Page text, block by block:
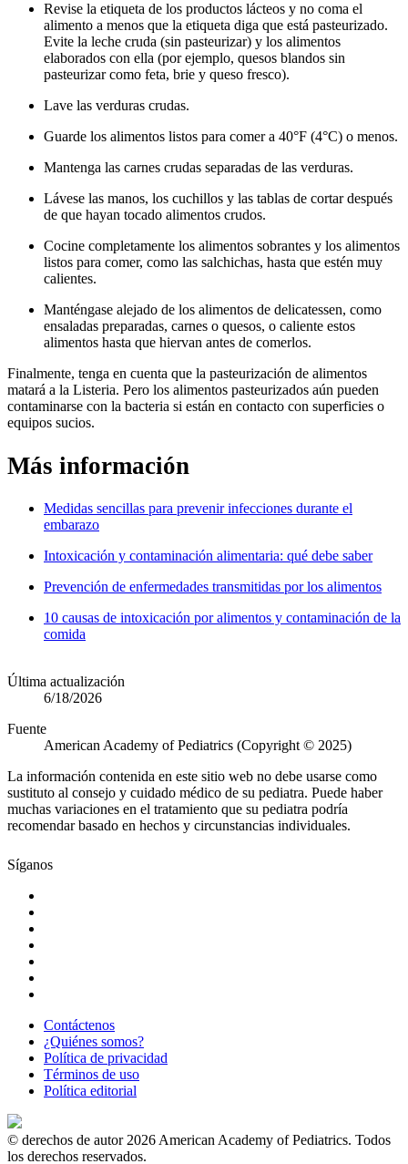
Revise la etiqueta de los productos lácteos y no coma el
alimento a menos que la etiqueta diga que está pasteurizado.
Evite la leche cruda (sin pasteurizar) y los alimentos
elaborados con ella (por ejemplo, quesos blandos sin
pasteurizar como feta, brie y queso fresco).
Lave las verduras crudas.
Guarde los alimentos listos para comer a 40°F (4°C) o menos.
Mantenga las carnes crudas separadas de las verduras.
Lávese las manos, los cuchillos y las tablas de cortar después
de que hayan tocado alimentos crudos.
Cocine completamente los alimentos sobrantes y los alimentos
listos para comer, como las salchichas, hasta que estén muy
calientes.
Manténgase alejado de los alimentos de delicatessen, como
ensaladas preparadas, carnes o quesos, o caliente estos
alimentos hasta que hiervan antes de comerlos.
Finalmente, tenga en cuenta que la pasteurización de alimentos
matará a la Listeria. Pero los alimentos pasteurizados aún pueden
contaminarse con la bacteria si están en contacto con superficies o
equipos sucios.
Más información
Medidas sencillas para prevenir infecciones durante el
embarazo
Intoxicación y contaminación alimentaria: qué debe saber
Prevención de enfermedades transmitidas por los alimentos
10 causas de intoxicación por alimentos y contaminación de la
comida
Última actualización
6/18/2026
Fuente
American Academy of Pediatrics (Copyright © 2025)
La información contenida en este sitio web no debe usarse como
sustituto al consejo y cuidado médico de su pediatra. Puede haber
muchas variaciones en el tratamiento que su pediatra podría
recomendar basado en hechos y circunstancias individuales.
Síganos
Contáctenos
¿Quiénes somos?
Política de privacidad
Términos de uso
Política editorial
© derechos de autor 2026 American Academy of Pediatrics. Todos
los derechos reservados.